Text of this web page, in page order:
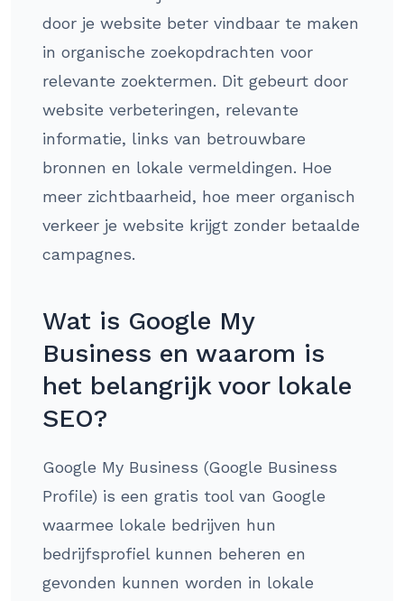
door je website beter vindbaar te maken
in organische zoekopdrachten voor
relevante zoektermen. Dit gebeurt door
website verbeteringen, relevante
informatie, links van betrouwbare
bronnen en lokale vermeldingen. Hoe
meer zichtbaarheid, hoe meer organisch
verkeer je website krijgt zonder betaalde
campagnes.
Wat is Google My
Business en waarom is
het belangrijk voor lokale
SEO?
Google My Business (Google Business
Profile) is een gratis tool van Google
waarmee lokale bedrijven hun
bedrijfsprofiel kunnen beheren en
gevonden kunnen worden in lokale